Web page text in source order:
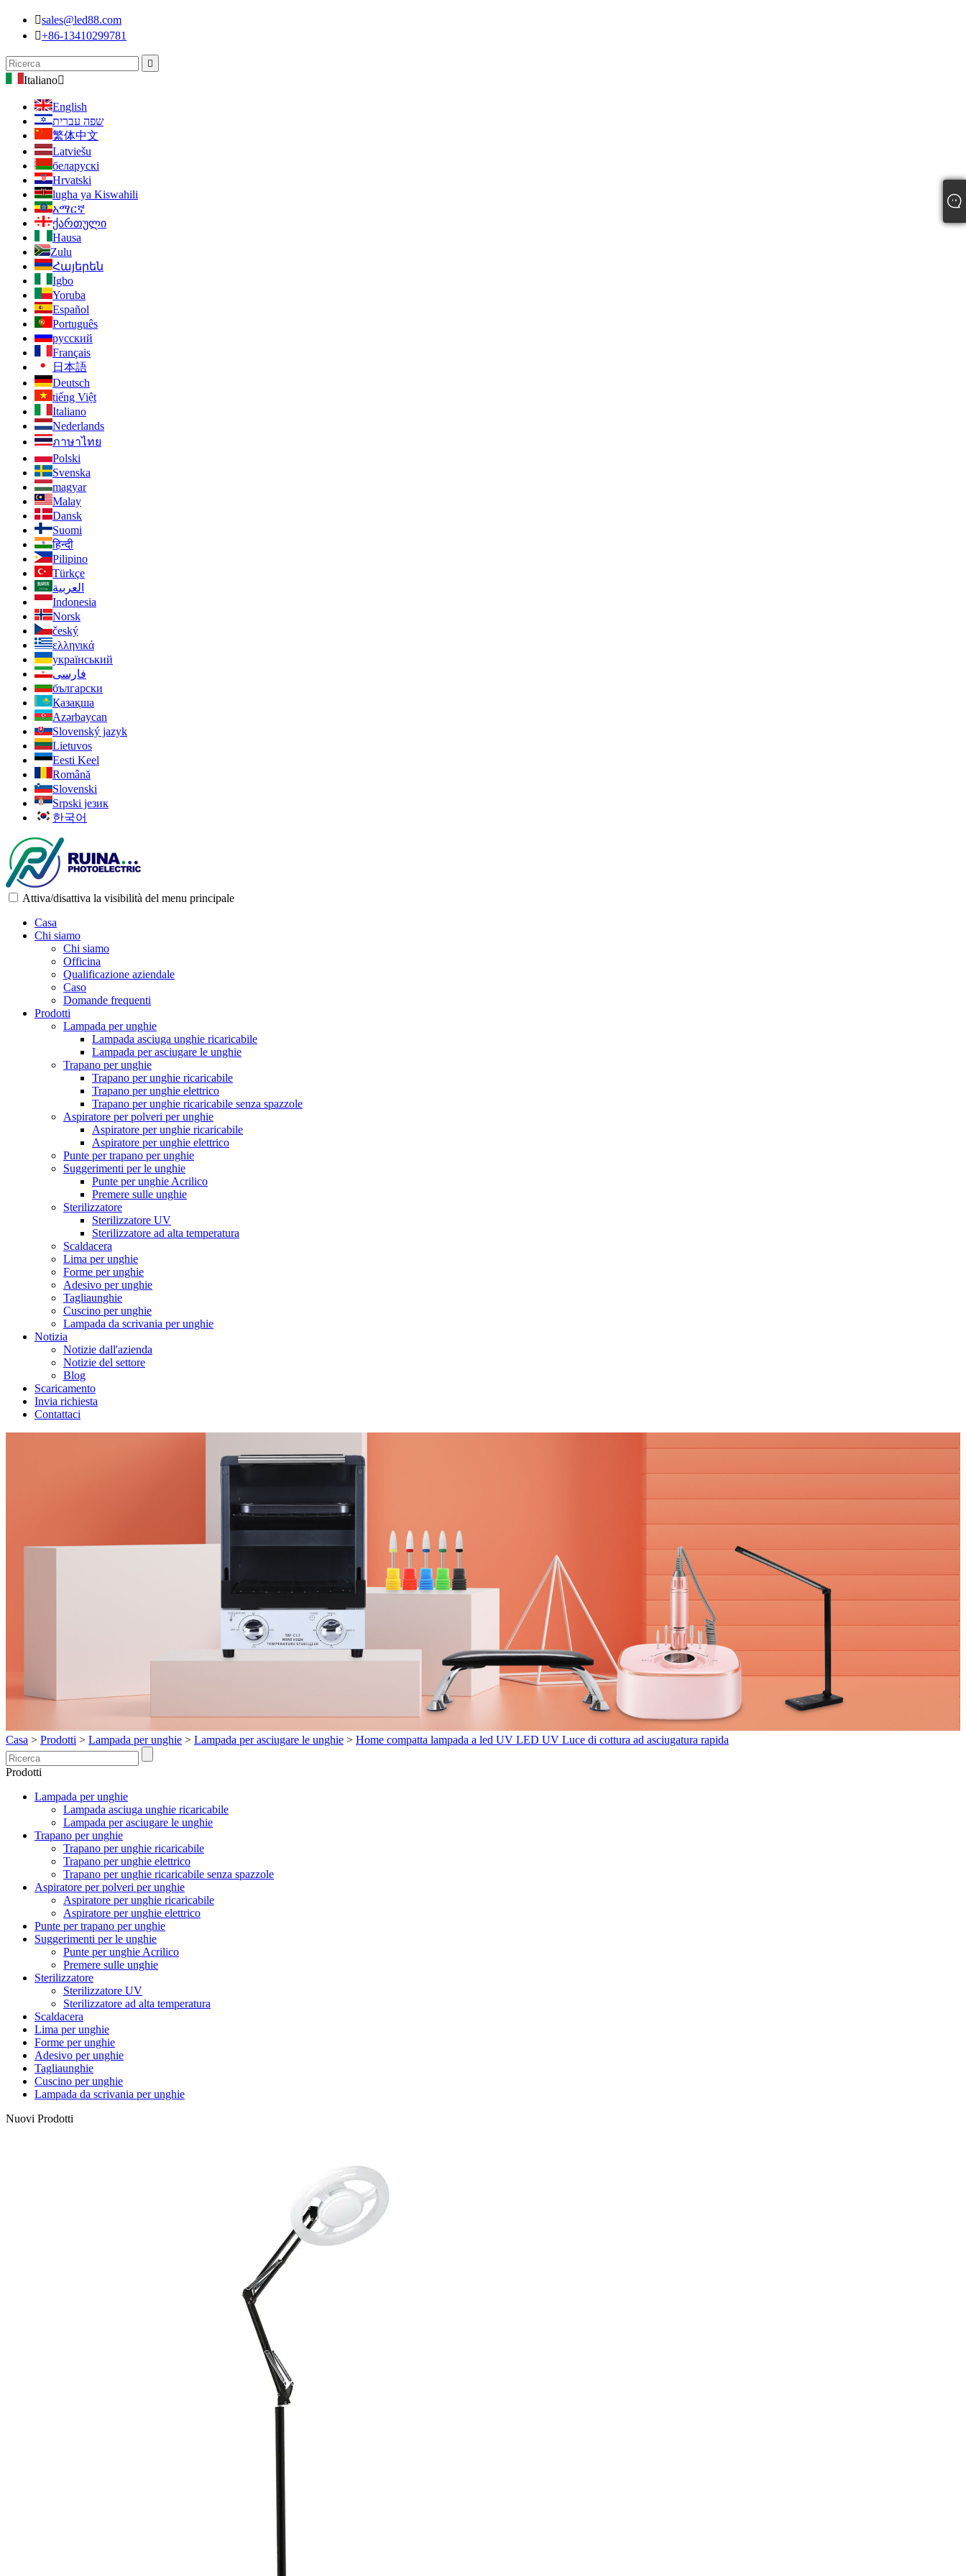
sales@led88.com
+86-13410299781

Italiano
English
שפה עברית
繁体中文
Latviešu
беларускі
Hrvatski
lugha ya Kiswahili
አማርኛ
ქართული
Hausa
Zulu
Հայերեն
Igbo
Yoruba
Español
Português
русский
Français
日本語
Deutsch
tiếng Việt
Italiano
Nederlands
ภาษาไทย
Polski
Svenska
magyar
Malay
Dansk
Suomi
हिन्दी
Pilipino
Türkçe
العربية
Indonesia
Norsk‎
český
ελληνικά
український
فارسی
български
Қазақша
Azərbaycan
Slovenský jazyk
Lietuvos
Eesti Keel
Română
Slovenski
Srpski језик
한국어
Attiva/disattiva la visibilità del menu principale
Casa
Chi siamo
Chi siamo
Officina
Qualificazione aziendale
Caso
Domande frequenti
Prodotti
Lampada per unghie
Lampada asciuga unghie ricaricabile
Lampada per asciugare le unghie
Trapano per unghie
Trapano per unghie ricaricabile
Trapano per unghie elettrico
Trapano per unghie ricaricabile senza spazzole
Aspiratore per polveri per unghie
Aspiratore per unghie ricaricabile
Aspiratore per unghie elettrico
Punte per trapano per unghie
Suggerimenti per le unghie
Punte per unghie Acrilico
Premere sulle unghie
Sterilizzatore
Sterilizzatore UV
Sterilizzatore ad alta temperatura
Scaldacera
Lima per unghie
Forme per unghie
Adesivo per unghie
Tagliaunghie
Cuscino per unghie
Lampada da scrivania per unghie
Notizia
Notizie dall'azienda
Notizie del settore
Blog
Scaricamento
Invia richiesta
Contattaci
Casa > Prodotti > Lampada per unghie > Lampada per asciugare le unghie > Home compatta lampada a led UV LED UV Luce di cottura ad asciugatura rapida
Prodotti
Lampada per unghie
Lampada asciuga unghie ricaricabile
Lampada per asciugare le unghie
Trapano per unghie
Trapano per unghie ricaricabile
Trapano per unghie elettrico
Trapano per unghie ricaricabile senza spazzole
Aspiratore per polveri per unghie
Aspiratore per unghie ricaricabile
Aspiratore per unghie elettrico
Punte per trapano per unghie
Suggerimenti per le unghie
Punte per unghie Acrilico
Premere sulle unghie
Sterilizzatore
Sterilizzatore UV
Sterilizzatore ad alta temperatura
Scaldacera
Lima per unghie
Forme per unghie
Adesivo per unghie
Tagliaunghie
Cuscino per unghie
Lampada da scrivania per unghie
Nuovi Prodotti